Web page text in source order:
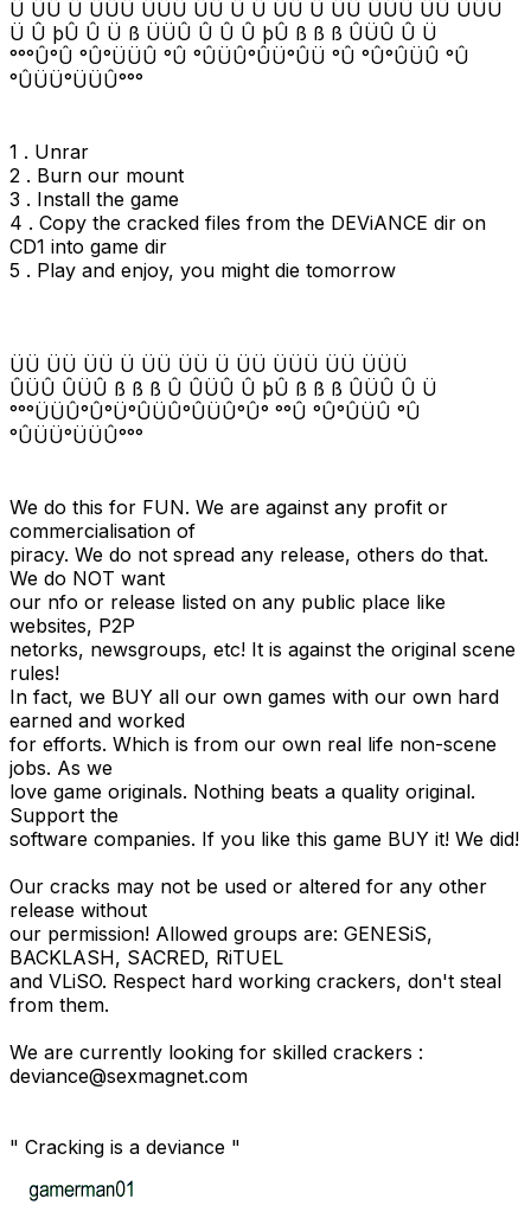
Ü ÜÜ Ü ÜÜÜ ÜÜÜ ÜÜ Ü Ü ÜÜ Ü ÜÜ ÜÜÜ ÜÜ ÜÜÜ
Ü Û þÛ Û Ü ß ÜÜÛ Û Û Û þÛ ß ß ß ÛÜÛ Û Ü
°°°Û°Û °Û°ÜÜÛ °Û °ÛÜÛ°ÛÜ°ÛÜ °Û °Û°ÛÜÛ °Û
°ÛÜÜ°ÜÜÛ°°°
1 . Unrar
2 . Burn our mount
3 . Install the game
4 . Copy the cracked files from the DEViANCE dir on
CD1 into game dir
5 . Play and enjoy, you might die tomorrow
ÜÜ ÜÜ ÜÜ Ü ÜÜ ÜÜ Ü ÜÜ ÜÜÜ ÜÜ ÜÜÜ
ÛÜÛ ÛÜÛ ß ß ß Û ÛÜÛ Û þÛ ß ß ß ÛÜÛ Û Ü
°°°ÜÜÛ°Û°Ü°ÛÜÛ°ÛÜÛ°Û° °°Û °Û°ÛÜÛ °Û
°ÛÜÜ°ÜÜÛ°°°
We do this for FUN. We are against any profit or
commercialisation of
piracy. We do not spread any release, others do that.
We do NOT want
our nfo or release listed on any public place like
websites, P2P
netorks, newsgroups, etc! It is against the original scene
rules!
In fact, we BUY all our own games with our own hard
earned and worked
for efforts. Which is from our own real life non-scene
jobs. As we
love game originals. Nothing beats a quality original.
Support the
software companies. If you like this game BUY it! We did!
Our cracks may not be used or altered for any other
release without
our permission! Allowed groups are: GENESiS,
BACKLASH, SACRED, RiTUEL
and VLiSO. Respect hard working crackers, don't steal
from them.
We are currently looking for skilled crackers :
deviance@sexmagnet.com
" Cracking is a deviance "